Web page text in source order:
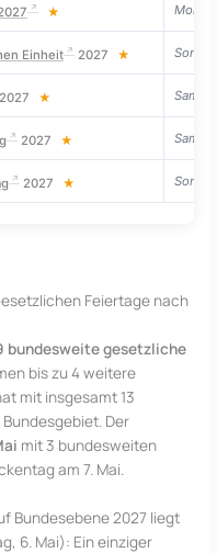
★
Einheit 2027 ★
★
2027 ★
2027 ★
Feiertage nach
bundesweite gesetzliche
bis zu 4 weitere
mit insgesamt 13
Der
mit 3 bundesweiten
am 7. Mai.
Bundesebene 2027 liegt
6. Mai): Ein einziger